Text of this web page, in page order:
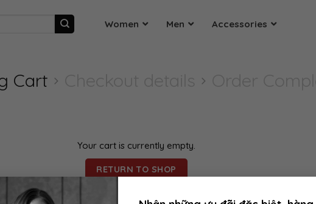
Women Men Accessories
Cart
Your cart is currently empty.
RETURN TO SHOP